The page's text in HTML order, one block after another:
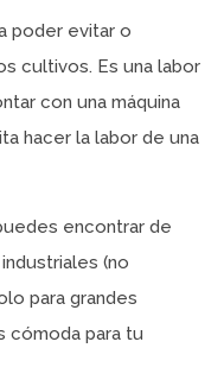
poder evitar o
cultivos. Es una labor
con una máquina
hacer la labor de una
encontrar de
(no
para grandes
cómoda para tu